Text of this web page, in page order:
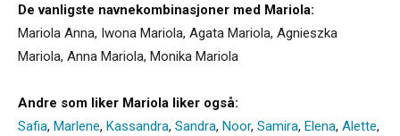
De vanligste navnekombinasjoner med Mariola:
Mariola Anna, Iwona Mariola, Agata Mariola, Agnieszka
Mariola, Anna Mariola, Monika Mariola
Andre som liker Mariola liker også:
Safia, Marlene, Kassandra, Sandra, Noor, Samira, Elena, Alette,